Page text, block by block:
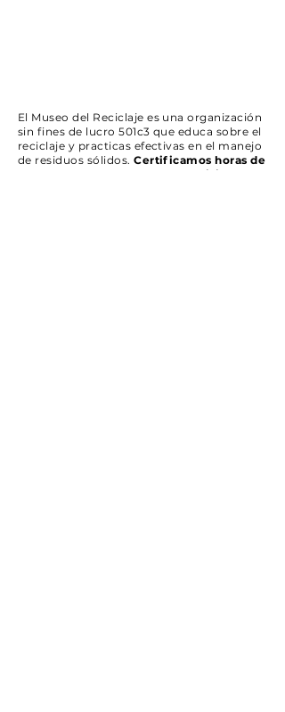
El Museo del Reciclaje es una organización
sin fines de lucro 501c3 que educa sobre el
reciclaje y practicas efectivas en el manejo
de residuos sólidos.Certificamos horas de
Contacto Verdes y estamos certificados